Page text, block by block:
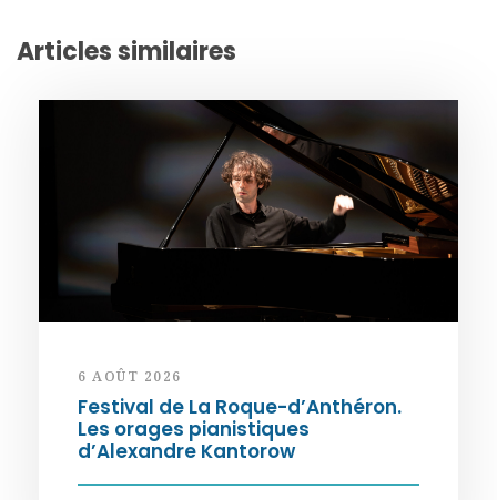
Articles similaires
6 AOÛT 2026
Festival de La Roque-d’Anthéron.
Les orages pianistiques
d’Alexandre Kantorow